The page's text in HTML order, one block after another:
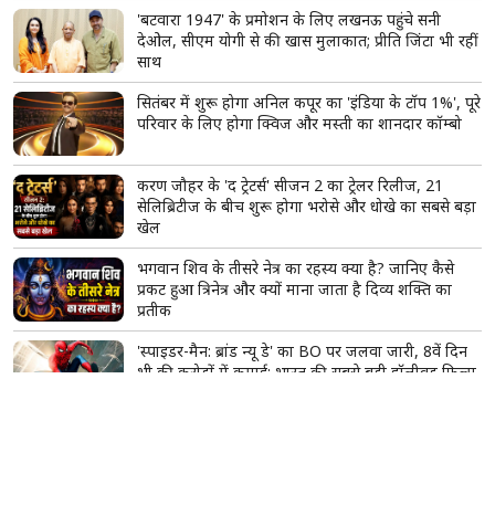
'बटवारा 1947' के प्रमोशन के लिए लखनऊ पहुंचे सनी
देओल, सीएम योगी से की खास मुलाकात; प्रीति जिंटा भी रहीं
साथ
सितंबर में शुरू होगा अनिल कपूर का 'इंडिया के टॉप 1%', पूरे
परिवार के लिए होगा क्विज और मस्ती का शानदार कॉम्बो
करण जौहर के 'द ट्रेटर्स' सीजन 2 का ट्रेलर रिलीज, 21
सेलिब्रिटीज के बीच शुरू होगा भरोसे और धोखे का सबसे बड़ा
खेल
भगवान शिव के तीसरे नेत्र का रहस्य क्या है? जानिए कैसे
प्रकट हुआ त्रिनेत्र और क्यों माना जाता है दिव्य शक्ति का
प्रतीक
'स्पाइडर-मैन: ब्रांड न्यू डे' का BO पर जलवा जारी, 8वें दिन
भी की करोड़ों में कमाई; भारत की सबसे बड़ी हॉलीवुड फिल्म